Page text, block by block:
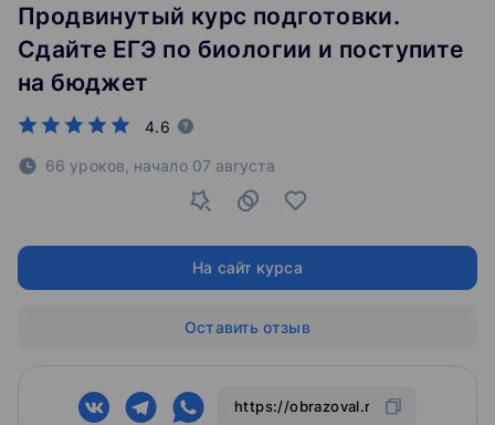
Продвинутый курс подготовки.
Сдайте ЕГЭ по биологии и поступите
на бюджет
4.6
66 уроков, начало 07 августа
На сайт курса
Оставить отзыв